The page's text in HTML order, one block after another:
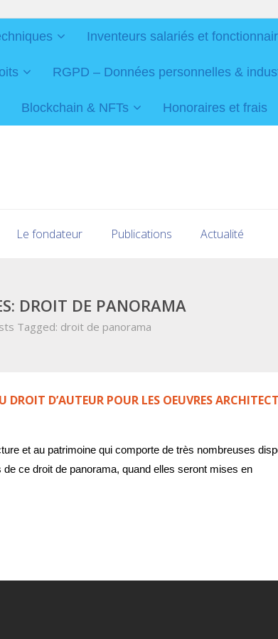
Inventeurs salariés et
RGPD – Données personnelles &
Blockchain & NFTs Honoraires et frais
Le fondateur Publications Actualité
DROIT DE PANORAMA
Tagged: droit de panorama
D’AUTEUR POUR LES OEUVRES
et au patrimoine qui comporte de très nombreuses
ce droit de panorama, quand elles seront mises en